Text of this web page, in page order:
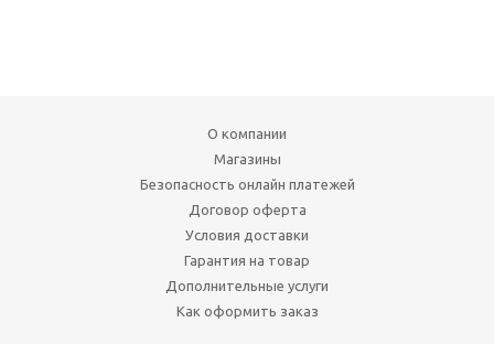
О компании
Магазины
Безопасность онлайн платежей
Договор оферта
Условия доставки
Гарантия на товар
Дополнительные услуги
Как оформить заказ